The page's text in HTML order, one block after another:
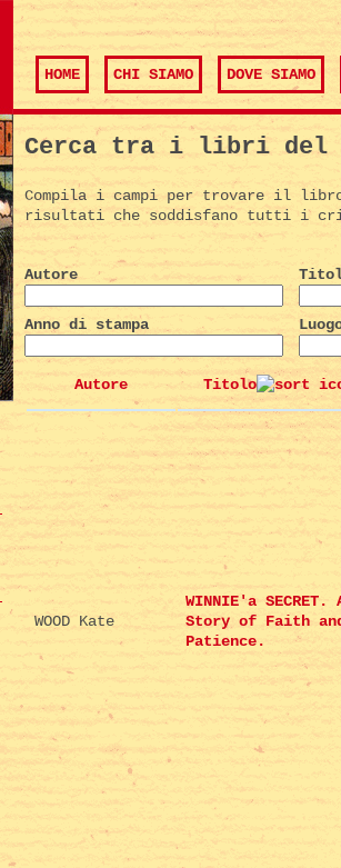
HOME CHI SIAMO DOVE SIAMO
Cerca tra i libri del
Compila i campi per trovare il
risultati che soddisfano tutti i
Autore
Anno di stampa
Autore Titolo
WOOD Kate
WINNIE'a SECRET.
Story of Faith
Patience.